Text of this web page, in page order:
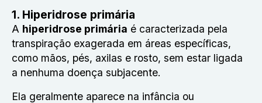
1. Hiperidrose primária
A hiperidrose primária é caracterizada pela
transpiração exagerada em áreas específicas,
como mãos, pés, axilas e rosto, sem estar ligada
a nenhuma doença subjacente.
Ela geralmente aparece na infância ou